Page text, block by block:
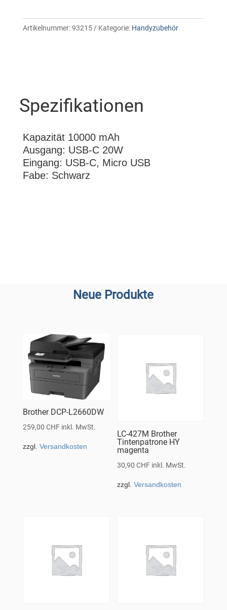
Artikelnummer:93215 Kategorie: Handyzubehör
Spezifikationen
Kapazität 10000 mAh
Ausgang: USB-C 20W
Eingang: USB-C, Micro USB
Fabe: Schwarz
Neue Produkte
Brother DCP-L2660DW
259,00 CHF inkl. MwSt.
zzgl. Versandkosten
LC-427M Brother
Tintenpatrone HY
magenta
30,90CHF inkl. MwSt.
zzgl.Versandkosten